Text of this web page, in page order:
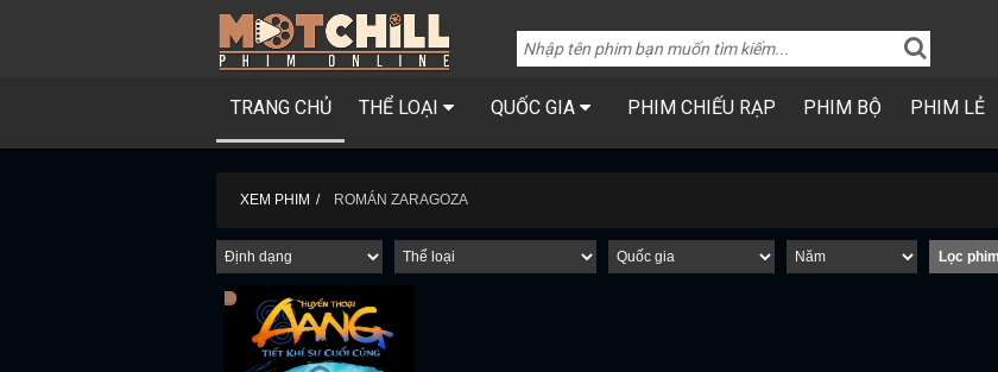
TRANG CHỦ THỂ LOẠI QUỐC GIA PHIM CHIẾU RẠP PHIM BỘ PHIM LẺ
XEM PHIM ROMÁN ZARAGOZA